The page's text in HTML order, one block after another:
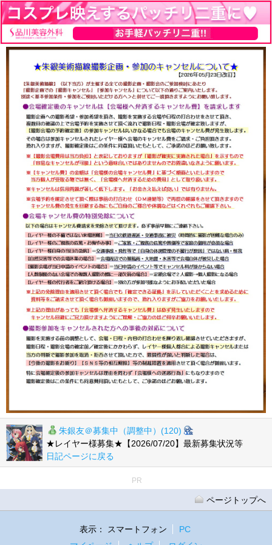
朱銀友＠募集中（調整中）(120)
★レイヤー様募集★【2026/07/20】最新募集状況等
日記ページに戻る
PR
ページトップへ
表示： スマートフォン
PC